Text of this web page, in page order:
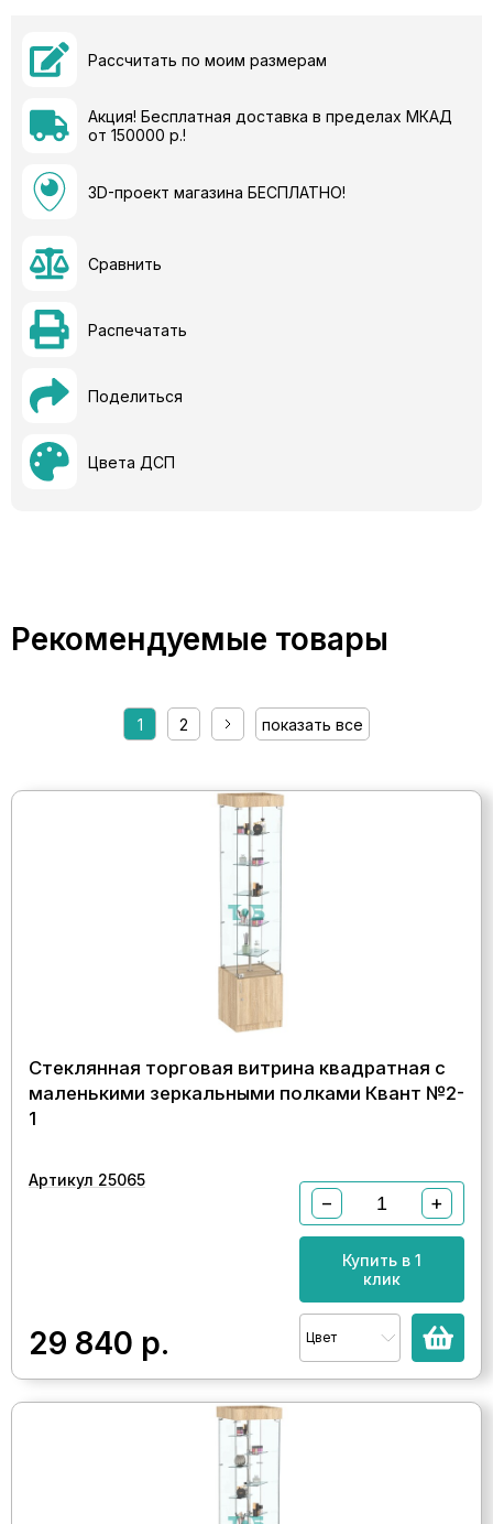
Рассчитать по моим размерам
Акция! Бесплатная доставка в пределах МКАД
от 150000 р.!
3D-проект магазина БЕСПЛАТНО!
Сравнить
Распечатать
Поделиться
Цвета ДСП
Рекомендуемые товары
1 2 показать все
Стеклянная торговая витрина квадратная с
маленькими зеркальными полками Квант №2-
1
Артикул 25065
29 840 р.
− +
Купить в 1
клик
Цвет